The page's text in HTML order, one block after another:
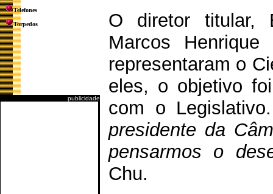
Telefones
Torpedos
publicidade
O diretor titular,
Marcos
representaram o
eles, o objetivo
com o
presidente da
pensarmos o
Chu.